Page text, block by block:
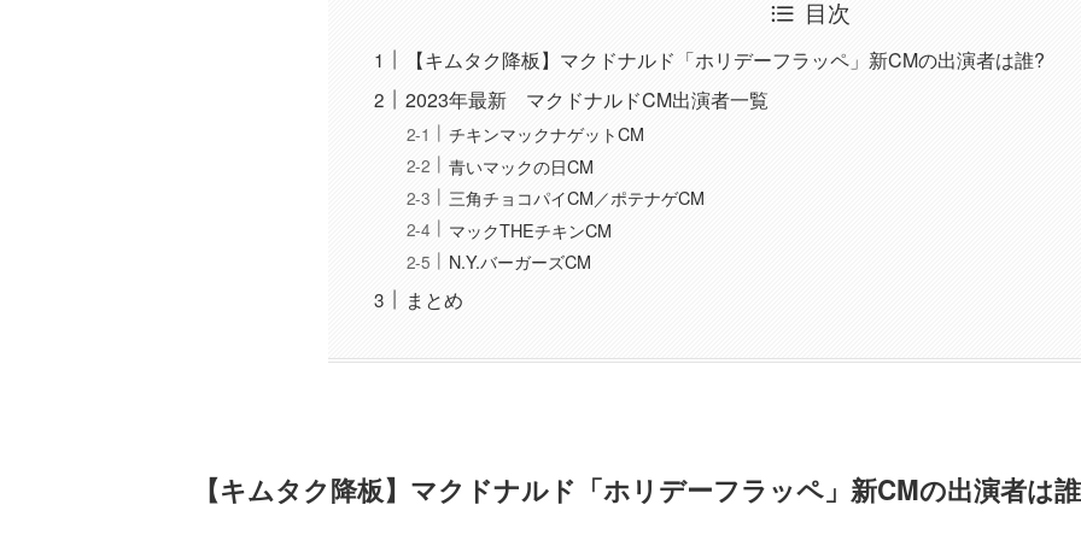
目次
【キムタク降板】マクドナルド「ホリデーフラッペ」新CMの出演者は誰?
2023年最新 マクドナルドCM出演者一覧
チキンマックナゲットCM
青いマックの日CM
三角チョコパイCM／ポテナゲCM
マックTHEチキンCM
N.Y.バーガーズCM
まとめ
【キムタク降板】マクドナルド「ホリデーフラッペ」新CMの出演者は